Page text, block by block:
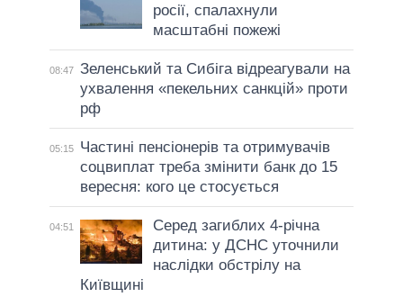
росії, спалахнули
масштабні пожежі
08:47 Зеленський та Сибіга відреагували на
ухвалення «пекельних санкцій» проти
рф
05:15
Частині пенсіонерів та отримувачів
соцвиплат треба змінити банк до 15
вересня: кого це стосується
04:51
Серед загиблих 4-річна
дитина: у ДСНС уточнили
наслідки обстрілу на
Київщині